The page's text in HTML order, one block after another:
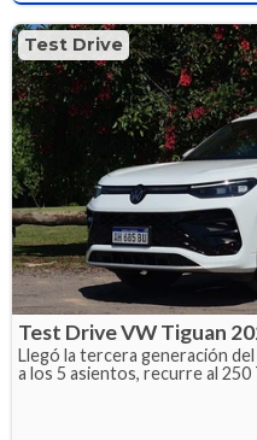
Test Drive
Test Drive VW Tiguan
Llegó la tercera generación
a los 5 asientos, recurre al